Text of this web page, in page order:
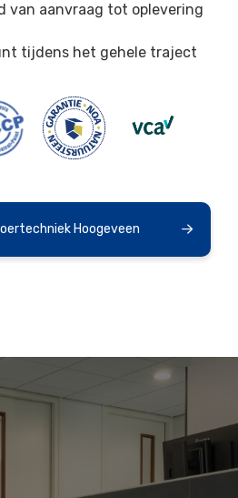
van aanvraag tot oplevering
tijdens het gehele traject
Hoogeveen